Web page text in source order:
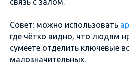
связь с залом.
Совет: можно использовать
где чётко видно, что людям
сумеете отделить ключевые
малозначительных.